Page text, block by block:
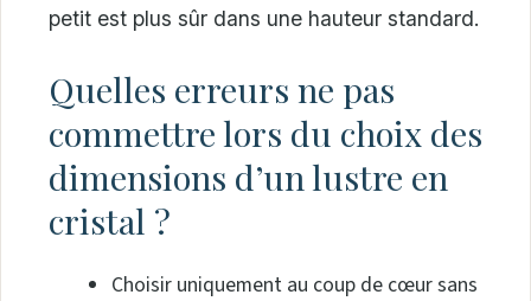
petit est plus sûr dans une hauteur standard.
Quelles erreurs ne pas
commettre lors du choix des
dimensions d’un lustre en
cristal ?
Choisir uniquement au coup de cœur sans